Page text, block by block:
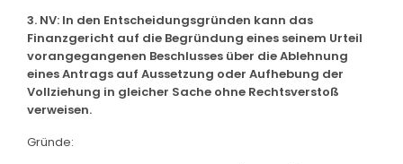
3. NV: In den Entscheidungsgründen kann das
Finanzgericht auf die Begründung eines seinem Urteil
vorangegangenen Beschlusses über die Ablehnung
eines Antrags auf Aussetzung oder Aufhebung der
Vollziehung in gleicher Sache ohne Rechtsverstoß
verweisen.
Gründe: